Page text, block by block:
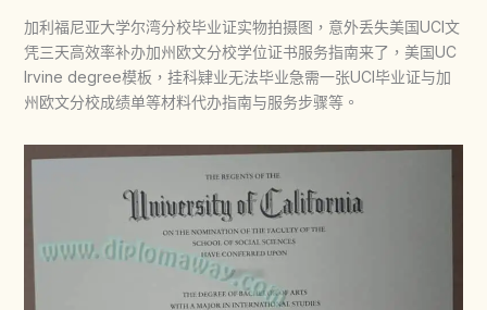
加利福尼亚大学尔湾分校毕业证实物拍摄图，意外丢失美国UCI文
凭三天高效率补办加州欧文分校学位证书服务指南来了，美国UC
Irvine degree模板，挂科肄业无法毕业急需一张UCI毕业证与加
州欧文分校成绩单等材料代办指南与服务步骤等。